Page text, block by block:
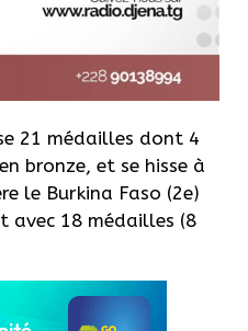
21 médailles dont 4
bronze, et se hisse à
le Burkina Faso (2e)
avec 18 médailles (8